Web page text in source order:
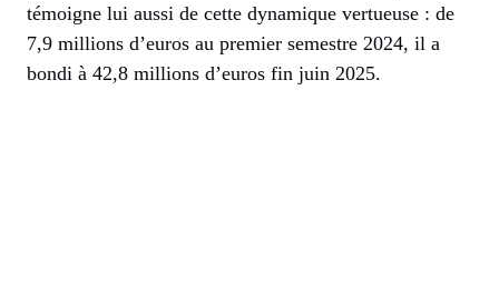
témoigne lui aussi de cette dynamique vertueuse : de
7,9 millions d’euros au premier semestre 2024, il a
bondi à 42,8 millions d’euros fin juin 2025.